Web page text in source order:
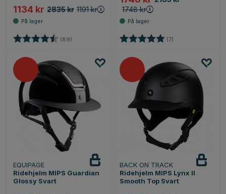
1134 kr 2835 kr 1191 kr
Karakter: (89)
1748 kr
Karakter: (7)
EQUIPAGE
Ridehjelm MIPS Guardian
Glossy Svart
BACK ON TRACK
Ridehjelm MIPS Lynx II
Smooth Top Svart